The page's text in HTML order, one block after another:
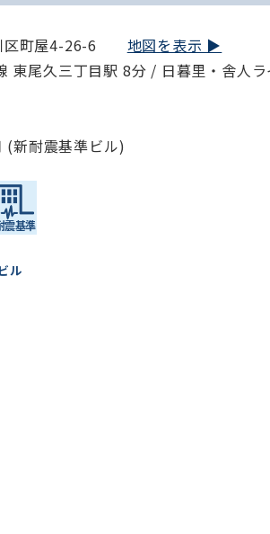
区町屋4-26-6 地図を表示 ▶︎
東尾久三丁目駅 8分 / 日暮里・舎人
(新耐震基準ビル)
ル